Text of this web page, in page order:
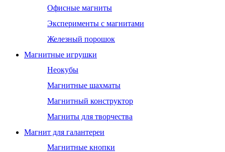
Офисные магниты
Эксперименты с магнитами
Железный порошок
Магнитные игрушки
Неокубы
Магнитные шахматы
Магнитный конструктор
Магниты для творчества
Магнит для галантереи
Магнитные кнопки